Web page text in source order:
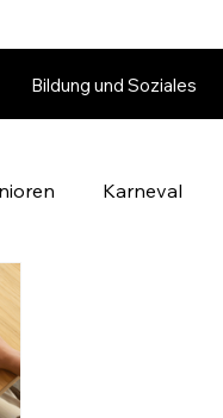
Bildung und Soziales
Karneval